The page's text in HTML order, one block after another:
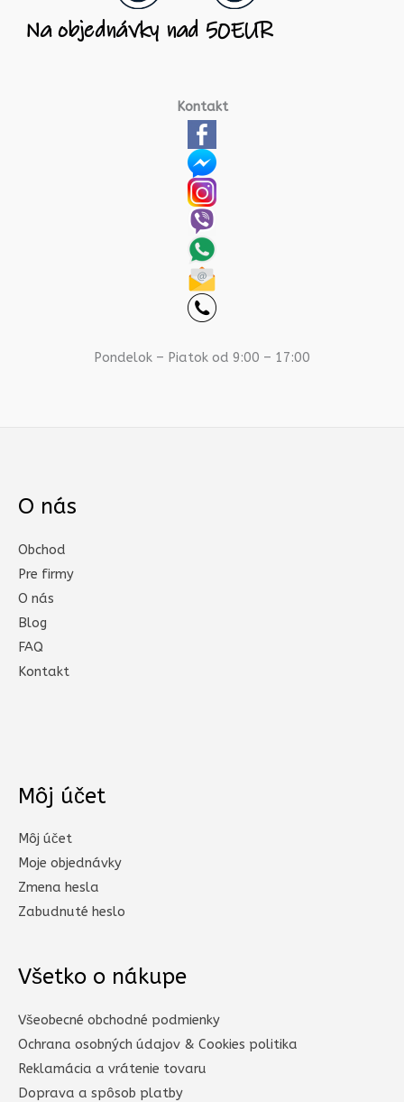
Kontakt
Pondelok – Piatok od 9:00 – 17:00
O nás
Obchod
Pre firmy
O nás
Blog
FAQ
Kontakt
Môj účet
Môj účet
Moje objednávky
Zmena hesla
Zabudnuté heslo
Všetko o nákupe
Všeobecné obchodné podmienky
Ochrana osobných údajov & Cookies politika
Reklamácia a vrátenie tovaru
Doprava a spôsob platby​